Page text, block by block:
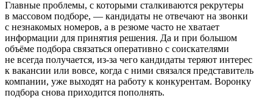
Главные проблемы, с которыми сталкиваются рекрутеры
в массовом подборе, — кандидаты не отвечают на звонки
с незнакомых номеров, а в резюме часто не хватает
информации для принятия решения. Да и при большом
объёме подбора связаться оперативно с соискателями
не всегда получается, из-за чего кандидаты теряют интерес
к вакансии или вовсе, когда с ними связался представитель
компании, уже выходят на работу к конкурентам. Воронку
подбора снова приходится пополнять.